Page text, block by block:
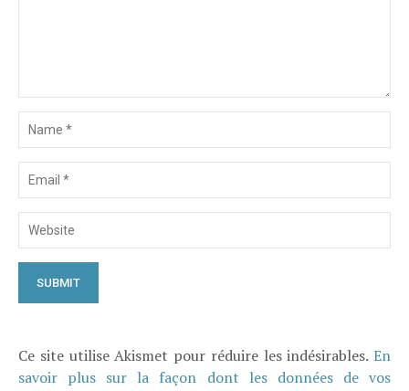
Ce site utilise Akismet pour réduire les indésirables. En
savoir plus sur la façon dont les données de vos